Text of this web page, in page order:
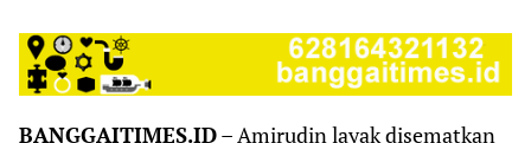
BANGGAITIMES.ID– Amirudin layak disematkan